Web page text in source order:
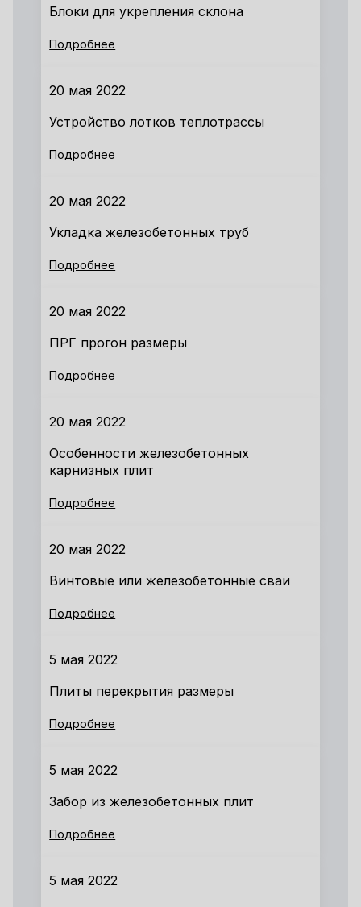
Блоки для укрепления склона
Подробнее
20 мая 2022
Устройство лотков теплотрассы
Подробнее
20 мая 2022
Укладка железобетонных труб
Подробнее
20 мая 2022
ПРГ прогон размеры
Подробнее
20 мая 2022
Особенности железобетонных
карнизных плит
Подробнее
20 мая 2022
Винтовые или железобетонные сваи
Подробнее
5 мая 2022
Плиты перекрытия размеры
Подробнее
5 мая 2022
Забор из железобетонных плит
Подробнее
5 мая 2022